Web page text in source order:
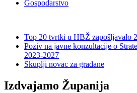
Gospodarstvo
Top 20 tvrtki u HBŽ zapošljavalo
Poziv na javne konzultacije o
2023-2027
Skuplji novac za građane
Izdvajamo Županija